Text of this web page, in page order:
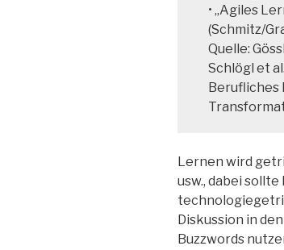
• „Agiles
(Schmitz/
Quelle:
Schlögl et
Berufliches
Lernen wird
usw., dabei
Diskussion in
Buzzwords